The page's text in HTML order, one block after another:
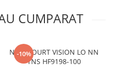
CUMPARAT
-10%
NIKE COURT VISION LO NN
TNS HF9198-100